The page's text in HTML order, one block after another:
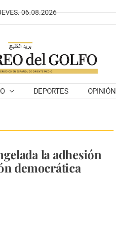
06.08.2026
DEPORTES OPINIÓN
la adhesión
democrática